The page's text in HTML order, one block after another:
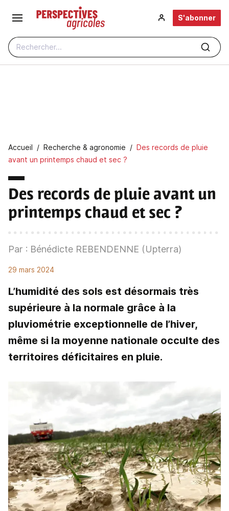
Aller au contenu principal
Rechercher...
S'abonner
Fil d'Ariane
Accueil Recherche & agronomie
Des records de pluie
avant un printemps chaud et sec ?
Des records de pluie avant un
printemps chaud et sec ?
Par : Bénédicte REBENDENNE (Upterra)
29 mars 2024
L’humidité des sols est désormais très
supérieure à la normale grâce à la
pluviométrie exceptionnelle de l’hiver,
même si la moyenne nationale occulte des
territoires déficitaires en pluie.